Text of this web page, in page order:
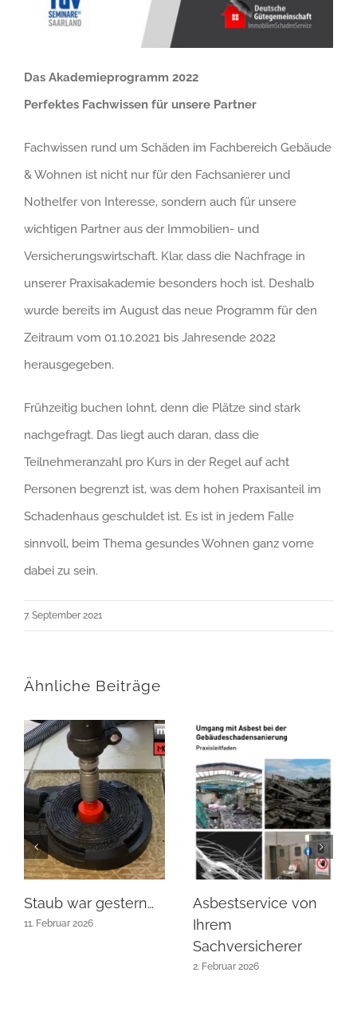
Das Akademieprogramm 2022
Perfektes Fachwissen für unsere Partner
Fachwissen rund um Schäden im Fachbereich Gebäude
& Wohnen ist nicht nur für den Fachsanierer und
Nothelfer von Interesse, sondern auch für unsere
wichtigen Partner aus der Immobilien- und
Versicherungswirtschaft. Klar, dass die Nachfrage in
unserer Praxisakademie besonders hoch ist. Deshalb
wurde bereits im August das neue Programm für den
Zeitraum vom 01.10.2021 bis Jahresende 2022
herausgegeben.
Frühzeitig buchen lohnt, denn die Plätze sind stark
nachgefragt. Das liegt auch daran, dass die
Teilnehmeranzahl pro Kurs in der Regel auf acht
Personen begrenzt ist, was dem hohen Praxisanteil im
Schadenhaus geschuldet ist. Es ist in jedem Falle
sinnvoll, beim Thema gesundes Wohnen ganz vorne
dabei zu sein.
7. September 2021
Ähnliche Beiträge
Staub war gestern…
11. Februar 2026
Asbestservice von
Ihrem
Sachversicherer
2. Februar 2026